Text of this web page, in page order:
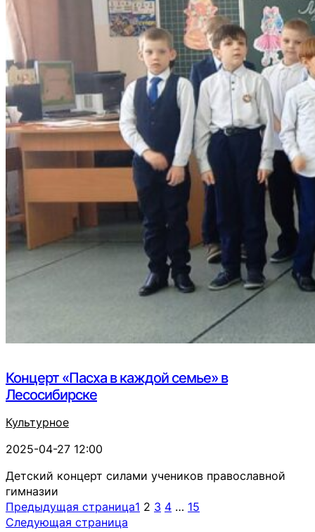
Концерт «Пасха в каждой семье» в
Лесосибирске
Культурное
2025-04-27 12:00
Детский концерт силами учеников православной
гимназии
Предыдущая страница1 2 3 4 … 15
Следующая страница